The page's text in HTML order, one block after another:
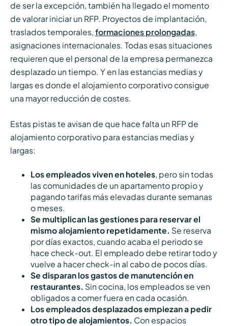
de ser la excepción, también ha llegado el momento
de valorar iniciar un RFP. Proyectos de implantación,
traslados temporales, formaciones prolongadas,
asignaciones internacionales. Todas esas situaciones
requieren que el personal de la empresa permanezca
desplazado un tiempo. Y en las estancias medias y
largas es donde el alojamiento corporativo consigue
una mayor reducción de costes.
Estas pistas te avisan de que hace falta un RFP de
alojamiento corporativo para estancias medias y
largas:
Los empleados viven en hoteles, pero sin todas
las comunidades de un apartamento propio y
pagando tarifas más elevadas durante semanas
o meses.
Se multiplican las gestiones para reservar el
mismo alojamiento repetidamente. Se reserva
por días exactos, cuando acaba el periodo se
hace check-out. El empleado debe retirar todo y
vuelve a hacer check-in al cabo de pocos días.
Se disparan los gastos de manutención en
restaurantes. Sin cocina, los empleados se ven
obligados a comer fuera en cada ocasión.
Los empleados desplazados empiezan a pedir
otro tipo de alojamientos. Con espacios